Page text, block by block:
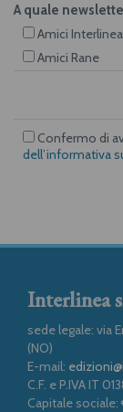
A quale
Amici Interlinea
Amici Rane
Confermo di
dell’informativa
Interlinea
sede legale: via
(NO)
E-mail:
C.F. e P.IVA IT
Capitale